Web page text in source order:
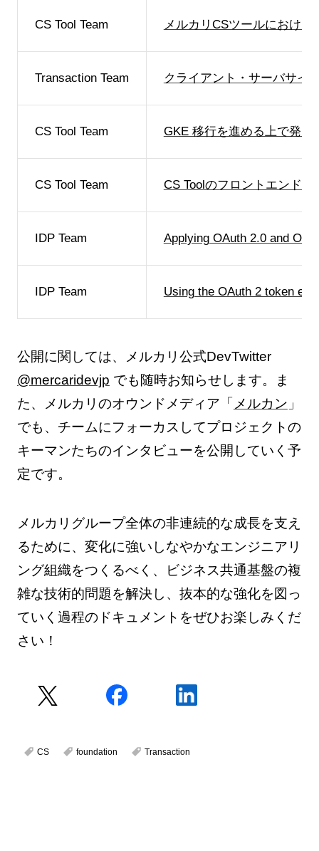
CS Tool Team メルカリCSツールにおけ
Transaction Team クライアント・サーバサイ
CS Tool Team GKE 移行を進める上で発
CS Tool Team CS Toolのフロントエンド
IDP Team Applying OAuth 2.0 and
IDP Team Using the OAuth 2 token
公開に関しては、メルカリ公式DevTwitter
@mercaridevjp でも随時お知らせします。ま
た、メルカリのオウンドメディア「 メルカン 」
でも、チームにフォーカスしてプロジェクトの
キーマンたちのインタビューを公開していく予
定です。
メルカリグループ全体の非連続的な成長を支え
るために、変化に強いしなやかなエンジニアリ
ング組織をつくるべく、ビジネス共通基盤の複
雑な技術的問題を解決し、抜本的な強化を図っ
ていく過程のドキュメントをぜひお楽しみくだ
さい！
CS foundation Transaction